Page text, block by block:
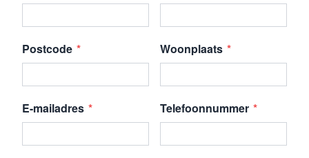
Postcode Woonplaats
E-mailadres Telefoonnummer